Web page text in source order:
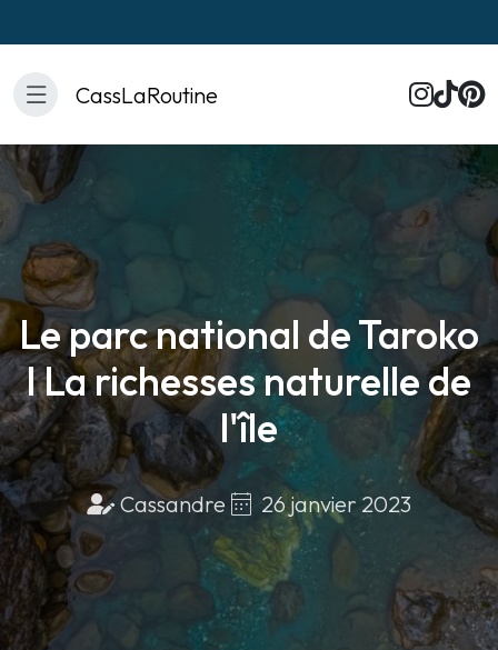
CassLaRoutine
Le parc national de Taroko
l La richesses naturelle de
l'île
Cassandre 26 janvier 2023